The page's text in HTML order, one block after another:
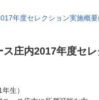
年度セレクション実施概要
庄内2017年度セ
生）